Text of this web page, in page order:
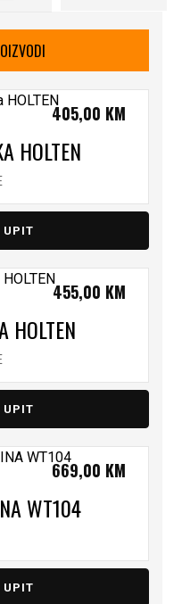
HOLTEN
405,00 KM
UPIT
HOLTEN
455,00 KM
UPIT
WT104
669,00 KM
UPIT